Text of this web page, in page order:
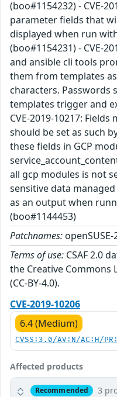
(boo#1154232) - CVE-
parameter fields that
displayed when run
(boo#1154231) - CVE-
and ansible cli tools
them from templates
characters. Passwords
templates trigger and
CVE-2019-10217:
should be set as such
these fields in GCP
all gcp modules is not
sensitive data
as an output when
(boo#1144453)
Patchnames:
Terms of use: CSAF 2.0
the Creative Commons
(CC-BY-4.0).
CVE-2019-10206
6.4 (Medium)
CVSS:3.0/AV:N/AC:H/
Affected products
Recommended 3